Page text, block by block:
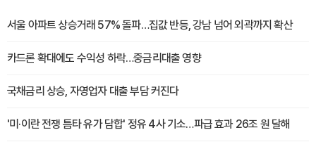
서울 아파트 상승거래 57% 돌파…집값 반등, 강남 넘어 외곽까지 확산
카드론 확대에도 수익성 하락…중금리대출 영향
국채금리 상승, 자영업자 대출 부담 커진다
'미·이란 전쟁 틈타 유가 담합' 정유 4사 기소…파급 효과 26조 원 달해